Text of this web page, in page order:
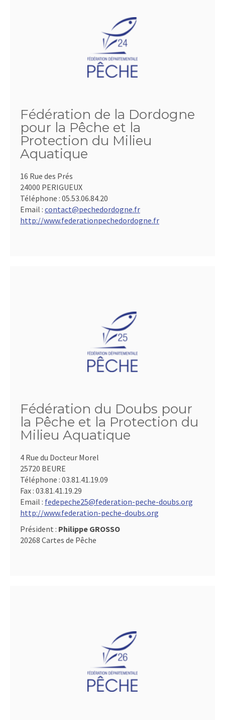
Fédération de la Dordogne
pour la Pêche et la
Protection du Milieu
Aquatique
16 Rue des Prés
24000 PERIGUEUX
Téléphone : 05.53.06.84.20
Email : contact@pechedordogne.fr
http://www.federationpechedordogne.fr
Fédération du Doubs pour
la Pêche et la Protection du
Milieu Aquatique
4 Rue du Docteur Morel
25720 BEURE
Téléphone : 03.81.41.19.09
Fax : 03.81.41.19.29
Email : fedepeche25@federation-peche-doubs.org
http://www.federation-peche-doubs.org
Président : Philippe GROSSO
20268 Cartes de Pêche